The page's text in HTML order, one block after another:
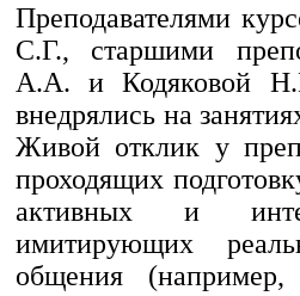
Преподавателями
С.Г., старшими
А.А. и Кодяковой
внедрялись на
Живой отклик у
проходящих
активных и
имитирующих
общения (например,